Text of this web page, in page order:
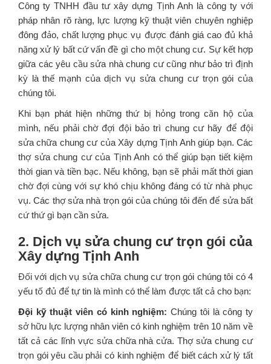
Công ty TNHH đầu tư xây dựng Tịnh Anh là công ty với
pháp nhân rõ ràng, lực lượng kỹ thuật viên chuyên nghiệp
đông đảo, chất lượng phục vụ được đánh giá cao đủ khả
năng xử lý bất cứ vấn đề gì cho một chung cư. Sự kết hợp
giữa các yêu cầu sửa nhà chung cư cũng như bảo trì định
kỳ là thế mạnh của dịch vụ sửa chung cư trọn gói của
chúng tôi.
Khi bạn phát hiện những thứ bị hỏng trong căn hộ của
mình, nếu phải chờ đợi đội bảo trì chung cư hãy để đội
sửa chữa chung cư của Xây dựng Tịnh Anh giúp bạn. Các
thợ sửa chung cư của Tịnh Anh có thể giúp bạn tiết kiệm
thời gian và tiền bạc. Nếu không, bạn sẽ phải mất thời gian
chờ đợi cùng với sự khó chịu không đáng có từ nhà phục
vụ. Các thợ sửa nhà trọn gói của chúng tôi đến để sửa bất
cứ thứ gì bạn cần sửa.
2. Dịch vụ sửa chung cư trọn gói của
Xây dựng Tịnh Anh
Đối với dịch vụ sửa chữa chung cư trọn gói chúng tôi có 4
yếu tố đủ để tự tin là mình có thể làm được tất cả cho bạn:
Đội kỹ thuật viên có kinh nghiệm: Chúng tôi là công ty
sở hữu lực lượng nhân viên có kinh nghiệm trên 10 năm về
tất cả các lĩnh vực sửa chữa nhà cửa. Thợ sửa chung cư
trọn gói yêu cầu phải có kinh nghiệm để biết cách xử lý tất